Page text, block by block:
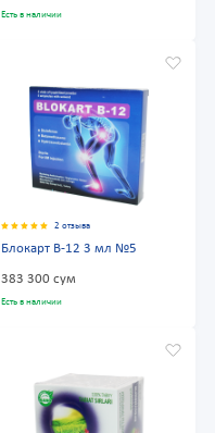
Есть в наличии
2 отзыва
Блокарт В-12 3 мл №5
383 300 сум
Есть в наличии